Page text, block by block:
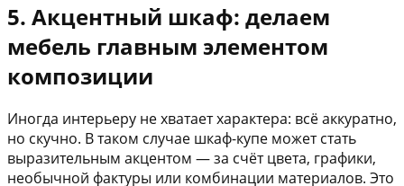
5. Акцентный шкаф: делаем
мебель главным элементом
композиции
Иногда интерьеру не хватает характера: всё аккуратно,
но скучно. В таком случае шкаф-купе может стать
выразительным акцентом — за счёт цвета, графики,
необычной фактуры или комбинации материалов. Это